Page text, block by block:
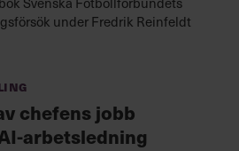
under Fredrik Reinfeldt
chefens jobb
arbetsledning